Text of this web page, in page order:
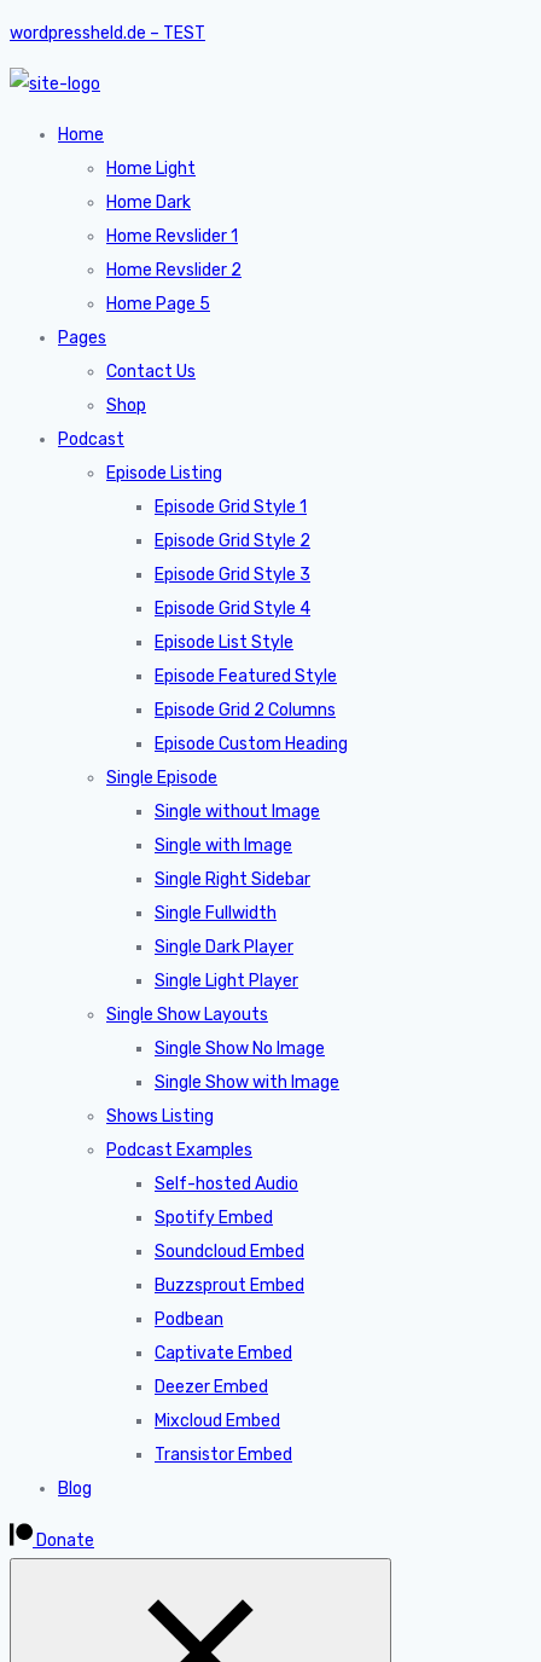
wordpressheld.de – TEST
Home
Home Light
Home Dark
Home Revslider 1
Home Revslider 2
Home Page 5
Pages
Contact Us
Shop
Podcast
Episode Listing
Episode Grid Style 1
Episode Grid Style 2
Episode Grid Style 3
Episode Grid Style 4
Episode List Style
Episode Featured Style
Episode Grid 2 Columns
Episode Custom Heading
Single Episode
Single without Image
Single with Image
Single Right Sidebar
Single Fullwidth
Single Dark Player
Single Light Player
Single Show Layouts
Single Show No Image
Single Show with Image
Shows Listing
Podcast Examples
Self-hosted Audio
Spotify Embed
Soundcloud Embed
Buzzsprout Embed
Podbean
Captivate Embed
Deezer Embed
Mixcloud Embed
Transistor Embed
Blog
Donate